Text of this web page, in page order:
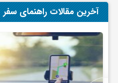
آخرین مقالات راهنمای سفر